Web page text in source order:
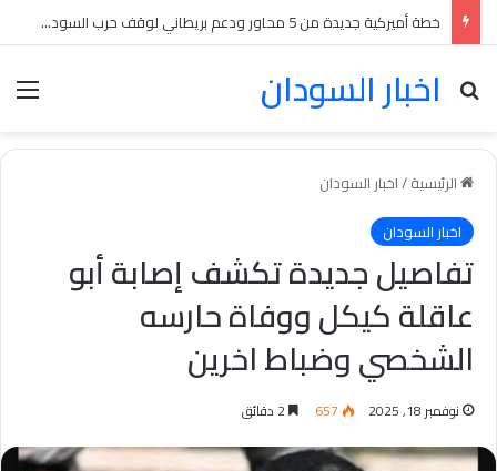
خطة أميركية جديدة من 5 محاور ودعم بريطاني لوقف حرب السودان بينها انسحابات متبادلة
اخبار السودان
بحث عن
الرئيسية/اخبار السودان
اخبار السودان
تفاصيل جديدة تكشف إصابة أبو
عاقلة كيكل ووفاة حارسه
الشخصي وضباط اخرين
نوفمبر 18, 2025 657